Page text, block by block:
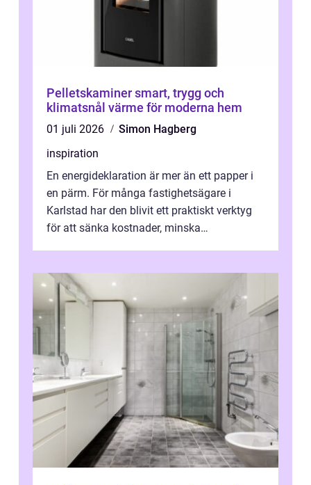
Pelletskaminer smart, trygg och
klimatsnål värme för moderna hem
01 juli 2026
Simon Hagberg
inspiration
En energideklaration är mer än ett papper i
en pärm. För många fastighetsägare i
Karlstad har den blivit ett praktiskt verktyg
för att sänka kostnader, minska